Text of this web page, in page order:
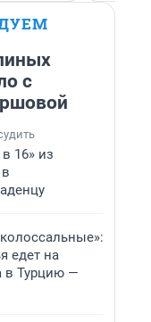
с
16» из
едет на
в Турцию —